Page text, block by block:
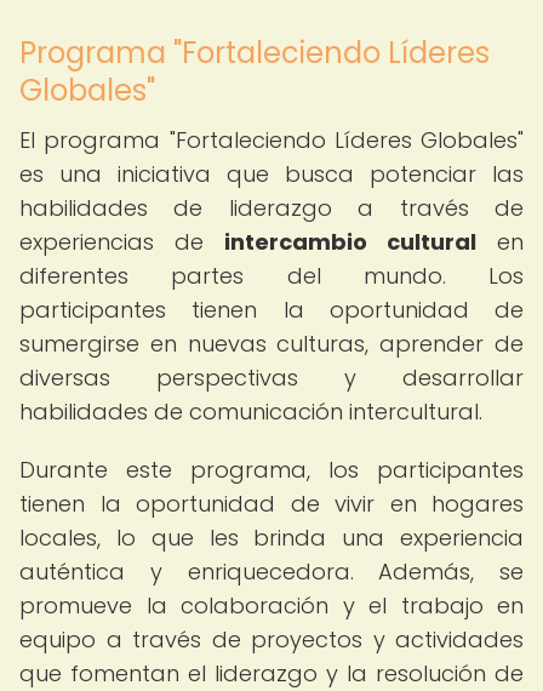
Programa "Fortaleciendo Líderes
Globales"
El programa "Fortaleciendo Líderes Globales"
es una iniciativa que busca potenciar las
habilidades de liderazgo a través de
experiencias de intercambio cultural en
diferentes partes del mundo. Los
participantes tienen la oportunidad de
sumergirse en nuevas culturas, aprender de
diversas perspectivas y desarrollar
habilidades de comunicación intercultural.
Durante este programa, los participantes
tienen la oportunidad de vivir en hogares
locales, lo que les brinda una experiencia
auténtica y enriquecedora. Además, se
promueve la colaboración y el trabajo en
equipo a través de proyectos y actividades
que fomentan el liderazgo y la resolución de